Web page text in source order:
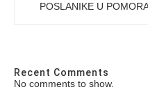
POSLANIKE U
Recent Comments
No comments to show.